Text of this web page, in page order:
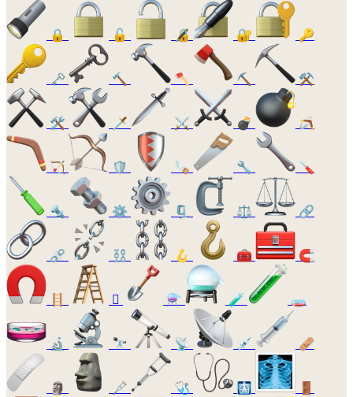
🔒 🔓 🔏 🔐 🔑
🗝️ 🔨 🪓 ⛏️ ⚒️
🛠️ 🗡️ ⚔️ 💣 🪃
🏹 🛡️ 🪚 🔧 🪛
🔩 ⚙️ 🗜️ ⚖️ 🔗
⛓️‍💥 ⛓️ 🪝 🧰 🧲
🪜 🪏 ⚗️ 🧪 🧫
🔬 🔭 📡 💉 🩹
🗿 🩼 🩺 🩻 🚪